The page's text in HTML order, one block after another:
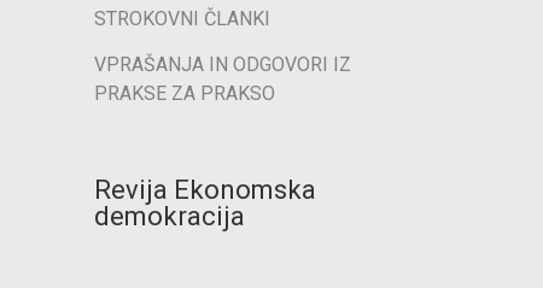
STROKOVNI ČLANKI
VPRAŠANJA IN ODGOVORI IZ
PRAKSE ZA PRAKSO
Revija Ekonomska
demokracija